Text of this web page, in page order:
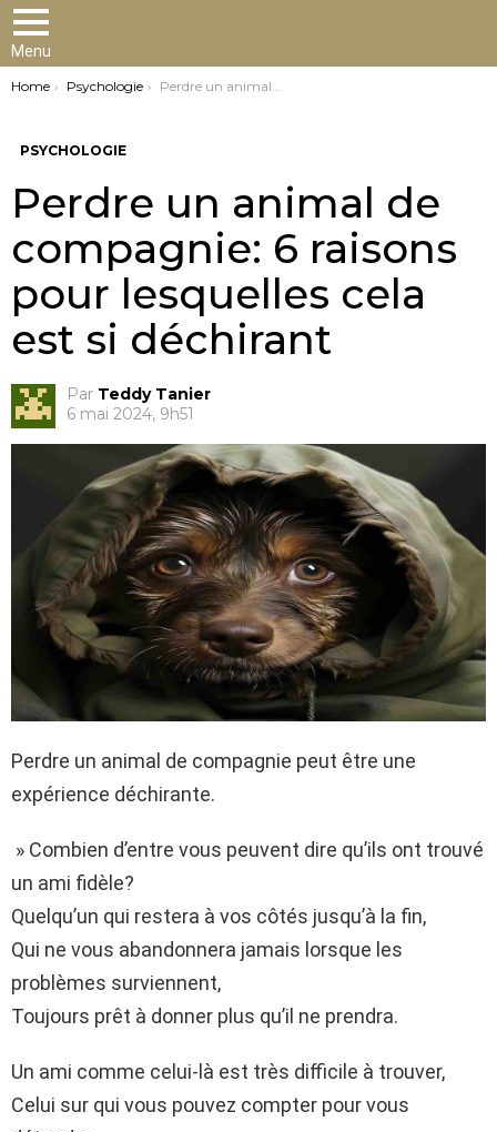
Menu
You are here:
Home Psychologie Perdre un animal de compagnie: 6 raisons pour lesquelles cela est si déchirant
PSYCHOLOGIE
Perdre un animal de
compagnie: 6 raisons
pour lesquelles cela
est si déchirant
Par Teddy Tanier
6 mai 2024, 9h51
Perdre un animal de compagnie peut être une
expérience déchirante.
» Combien d’entre vous peuvent dire qu’ils ont trouvé
un ami fidèle?
Quelqu’un qui restera à vos côtés jusqu’à la fin,
Qui ne vous abandonnera jamais lorsque les
problèmes surviennent,
Toujours prêt à donner plus qu’il ne prendra.
Un ami comme celui-là est très difficile à trouver,
Celui sur qui vous pouvez compter pour vous